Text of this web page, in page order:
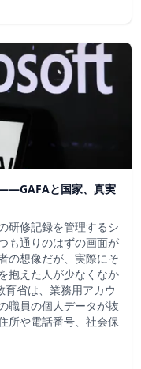
と国家、真実
研修記録を管理するシ
も通りのはずの画面が
の想像だが、実際にそ
抱えた人が少なくなか
省は、業務用アカウ
職員の個人データが抜
所や電話番号、社会保